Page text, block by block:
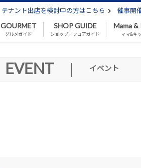
テナント出店を検討中の方はこちら 催事開
GOURMET
グルメガイド
SHOP GUIDE
ショップ／フロアガイド
Mama &
ママ&キ
EVENT | イベント